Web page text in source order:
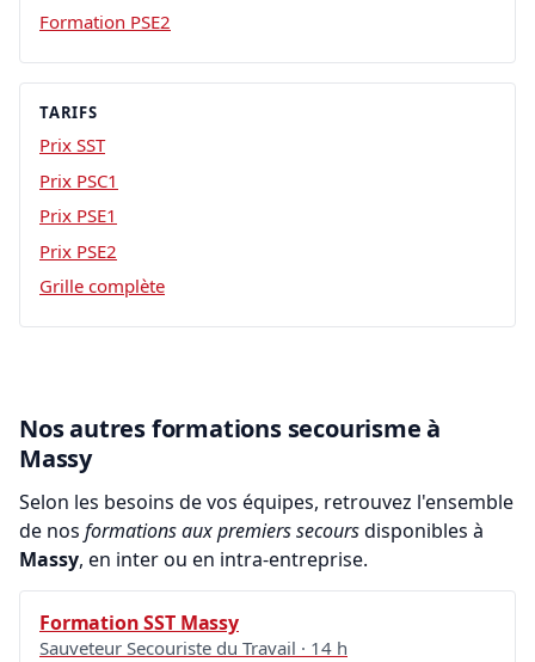
Formation PSE2
TARIFS
Prix SST
Prix PSC1
Prix PSE1
Prix PSE2
Grille complète
Nos autres formations secourisme à
Massy
Selon les besoins de vos équipes, retrouvez l'ensemble
de nos formations aux premiers secoursdisponibles à
Massy, en inter ou en intra-entreprise.
Formation SST Massy
Sauveteur Secouriste du Travail · 14 h